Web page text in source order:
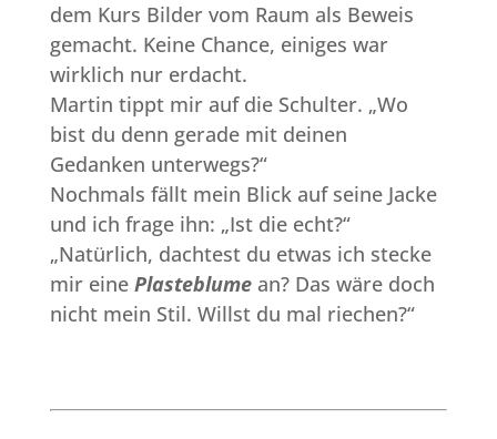
dem Kurs Bilder vom Raum als Beweis
gemacht. Keine Chance, einiges war
wirklich nur erdacht.
Martin tippt mir auf die Schulter. „Wo
bist du denn gerade mit deinen
Gedanken unterwegs?“
Nochmals fällt mein Blick auf seine Jacke
und ich frage ihn: „Ist die echt?“
„Natürlich, dachtest du etwas ich stecke
mir eine Plasteblume an? Das wäre doch
nicht mein Stil. Willst du mal riechen?“